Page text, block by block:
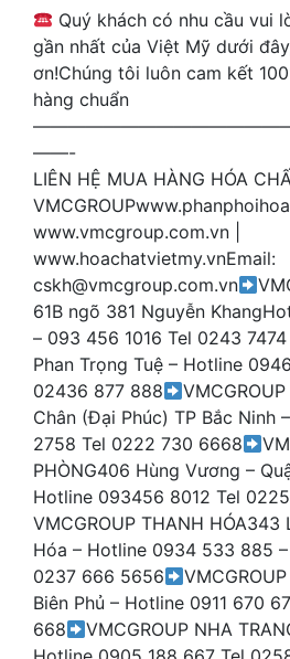
Quý khách có nhu cầu vui
gần nhất của Việt Mỹ dưới
ơn!Chúng tôi luôn cam kết
hàng chuẩn
——-
LIÊN HỆ MUA HÀNG HÓA
www.vmcgroup.com.vn |
www.hoachatvietmy.vnEmail:
cskh@vmcgroup.com.vn
61B ngõ 381 Nguyễn
– 093 456 1016 Tel 0243
Phan Trọng Tuệ – Hotline
02436 877 888
Chân (Đại Phúc) TP Bắc Ninh
2758 Tel 0222 730 6668
PHÒNG406 Hùng Vương –
Hotline 093456 8012 Tel
VMCGROUP THANH HÓA343
Hóa – Hotline 0934 533 885
0237 666 5656
Biên Phủ – Hotline 0911 670
668
VMCGROUP NHA